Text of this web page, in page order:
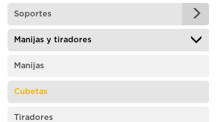
Soportes
Manijas y tiradores
Manijas
Cubetas
Tiradores